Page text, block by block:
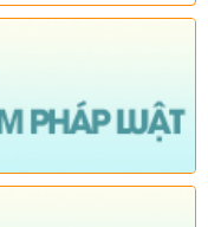
Tuần lễ Thế giới
(05/08/2026)
Luật Đất đai)